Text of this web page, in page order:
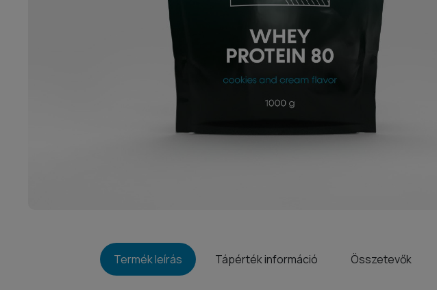
Termék leírás Tápérték információ Összetevők